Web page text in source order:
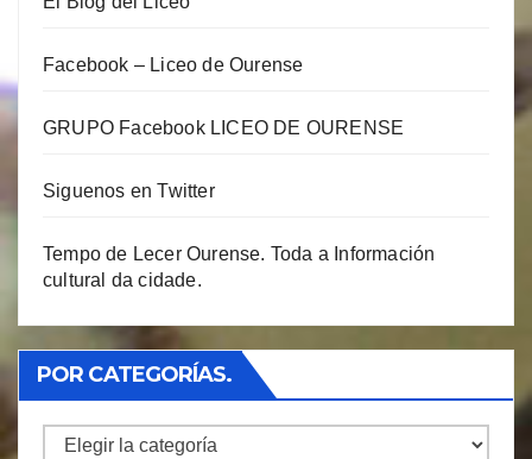
Facebook – Liceo de Ourense
GRUPO Facebook LICEO DE OURENSE
Siguenos en Twitter
Tempo de Lecer Ourense. Toda a Información
cultural da cidade.
POR CATEGORÍAS.
Por